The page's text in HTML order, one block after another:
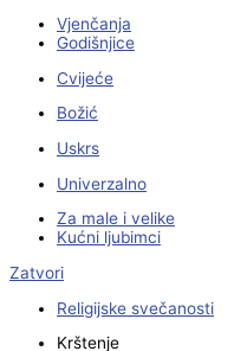
Vjenčanja
Godišnjice
Cvijeće
Božić
Uskrs
Univerzalno
Za male i velike
Kućni ljubimci
Zatvori
Religijske svečanosti
Krštenje